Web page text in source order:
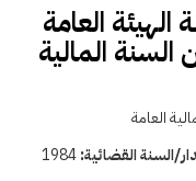
الهيئة العامة
السنة المالية
العامة
السنة القضائية:1984